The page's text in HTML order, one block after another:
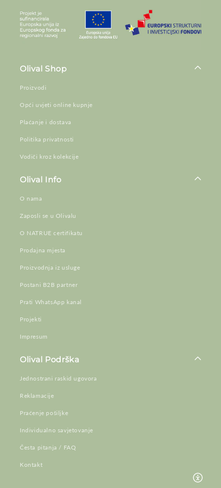
Olival Shop
Proizvodi
Opći uvjeti online kupnje
Plaćanje i dostava
Politika privatnosti
Vodiči kroz kolekcije
Olival Info
O nama
Zaposli se u Olivalu
O NATRUE certifikatu
Prodajna mjesta
Proizvodnja iz usluge
Postani B2B partner
Prati WhatsApp kanal
Projekti
Impresum
Olival Podrška
Jednostrani raskid ugovora
Reklamacije
Praćenje pošiljke
Individualno savjetovanje
Česta pitanja / FAQ
Kontakt